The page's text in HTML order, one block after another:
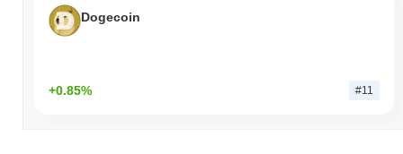
Dogecoin
+0.85% #11